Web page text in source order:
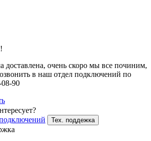
доставлена, очень скоро мы все починим,
в наш отдел подключений по
90
Тех. поддежка